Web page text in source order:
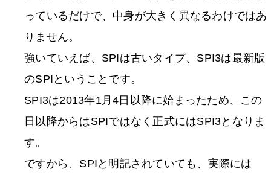
っているだけで、中身が大きく異なるわけではあ
りません。
強いていえば、SPIは古いタイプ、SPI3は最新版
のSPIということです。
SPI3は2013年1月4日以降に始まったため、この
日以降からはSPIではなく正式にはSPI3となりま
す。
ですから、SPIと明記されていても、実際には